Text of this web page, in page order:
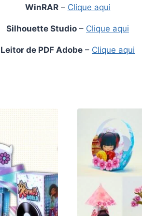
WinRAR– Clique aqui
Silhouette Studio – Clique aqui
Leitor de PDF Adobe – Clique aqui